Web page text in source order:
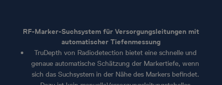
RF-Marker-Suchsystem für Versorgungsleitungen mit
automatischer Tiefenmessung
TruDepth von Radiodetection bietet eine schnelle und
genaue automatische Schätzung der Markertiefe, wenn
sich das Suchsystem in der Nähe des Markers befindet.